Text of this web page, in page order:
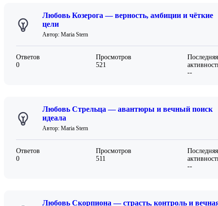
Любовь Козерога — верность, амбиции и чёткие
цели
Автор: Maria Stern
Ответов
0
Просмотров
521
Последняя
--
Любовь Стрельца — авантюры и вечный поиск
идеала
Автор: Maria Stern
Ответов
0
Просмотров
511
Последняя
--
Любовь Скорпиона — страсть, контроль и